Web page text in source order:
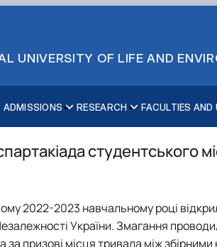
UNIVERSITY OF LIFE AND
ADMISSIONS
Student Support
RESEARCH FACULTIES AND
Research Institutes
Research Farms
Students Office
Units
студентського
2022-2023 навчальному році
України. Змагання
за призові місця тривала між